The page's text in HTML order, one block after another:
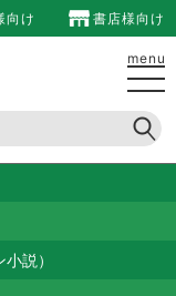
向け 書店様向け
menu
説）